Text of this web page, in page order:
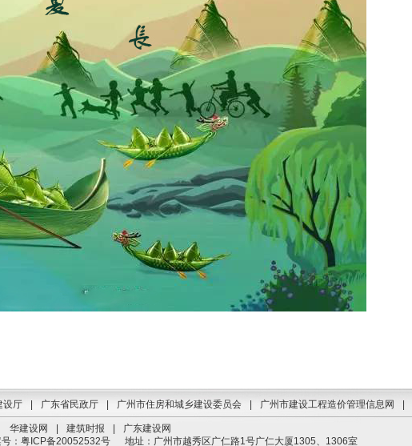
设厅 广东省民政厅 广州市住房和城乡建设委员会 广州市建设工程造价管理信息网
华建设网 建筑时报
广东建设网
：粤ICP备20052532号地址：广州市越秀区广仁路1号广仁大厦1305、1306室